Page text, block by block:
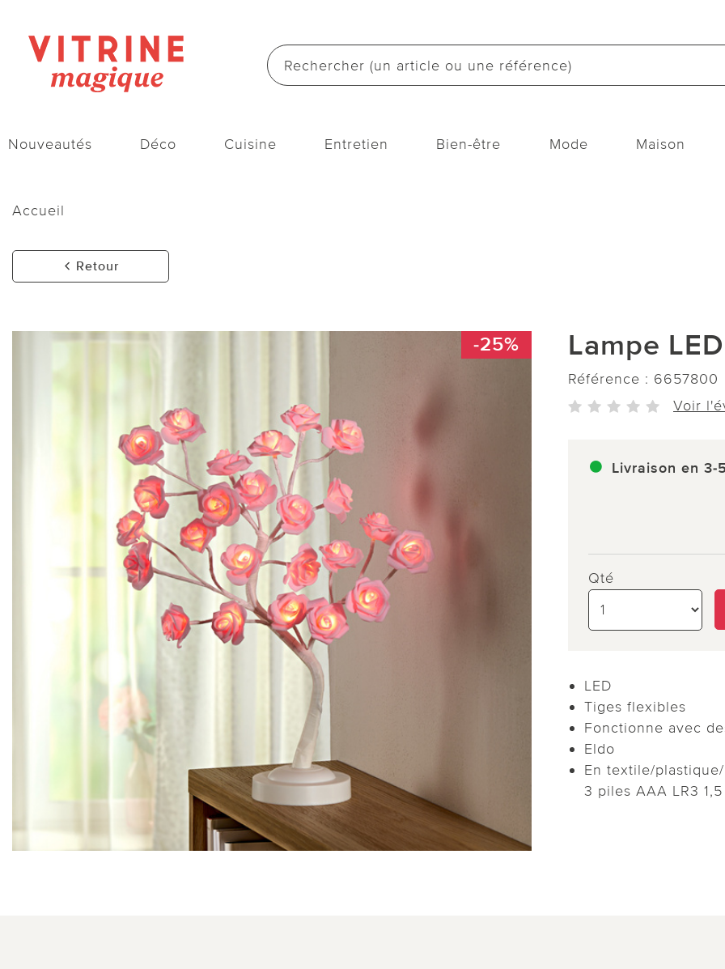
Nouveautés Déco Cuisine Entretien Bien-être Mode Maison
Accueil
Retour
-25% Lampe
Référence : 6657800
Voir
Livraison en 3-
Qté
LED
Tiges flexibles
Fonctionne avec
Eldo
En textile/
3 piles AAA LR3